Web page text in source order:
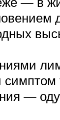
симптом
—